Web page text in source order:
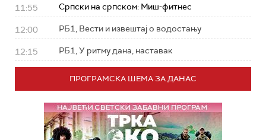
11:55 Српски на српском: Миш-фитнес
12:00 РБ1, Вести и извештај о водостању
12:15 РБ1, У ритму дана, наставак
ПРОГРАМСКА ШЕМА ЗА ДАНАС